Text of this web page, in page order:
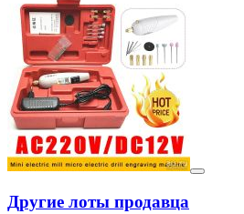
Другие лоты продавца